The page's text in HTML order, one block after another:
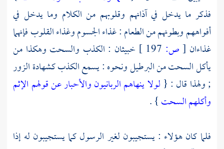
فذكر ما يدخل في آذانهم وقلوبهم من الكلام وما يدخل في
أفواههم وبطونهم من الطعام : غذاء الجسوم وغذاء القلوب فإنهما
غذاءان [ص:
خبيثان : الكذب والسحت وهكذا من
يأكل السحت من البرطيل ونحوه : يسمع الكذب كشهادة الزور
; ولهذا قال : { لولا ينهاهم الربانيون والأحبار عن قولهم الإثم
وأكلهم السحت} .
فلما كان هؤلاء : يستجيبون لغير الرسول كما يستجيبون له إذا